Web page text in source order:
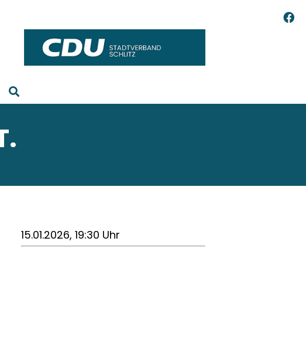
15.01.2026, 19:30 Uhr